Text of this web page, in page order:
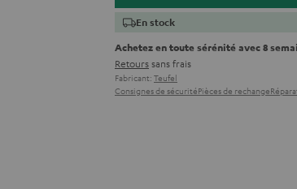
En stock
Achetez en toute sérénité avec 8
Retourssans frais
Fabricant: Teufel
Consignes de sécuritéPièces de rechange